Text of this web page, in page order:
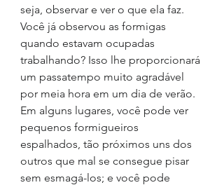
seja, observar e ver o que ela faz.
Você já observou as formigas
quando estavam ocupadas
trabalhando? Isso lhe proporcionará
um passatempo muito agradável
por meia hora em um dia de verão.
Em alguns lugares, você pode ver
pequenos formigueiros
espalhados, tão próximos uns dos
outros que mal se consegue pisar
sem esmagá-los; e você pode